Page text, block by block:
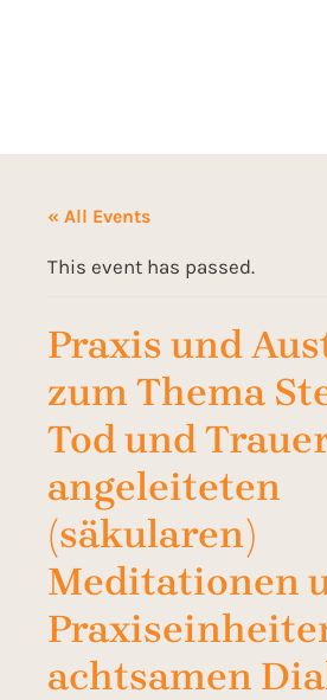
« All Events
This event has passed.
Praxis und
zum Thema
Tod und
angeleiteten
(säkularen)
Meditationen
achtsamen